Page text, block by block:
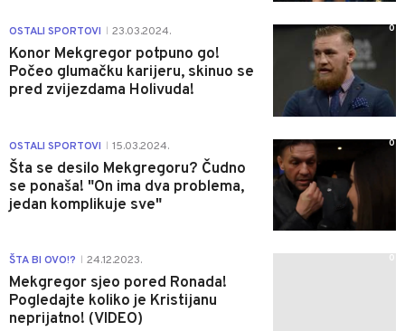
OSTALI SPORTOVI 23.03.2024.
Konor Mekgregor potpuno go!
Počeo glumačku karijeru, skinuo se
pred zvijezdama Holivuda!
0
OSTALI SPORTOVI 15.03.2024.
Šta se desilo Mekgregoru? Čudno
se ponaša! "On ima dva problema,
jedan komplikuje sve"
0
ŠTA BI OVO!? 24.12.2023.
Mekgregor sjeo pored Ronada!
Pogledajte koliko je Kristijanu
neprijatno! (VIDEO)
0